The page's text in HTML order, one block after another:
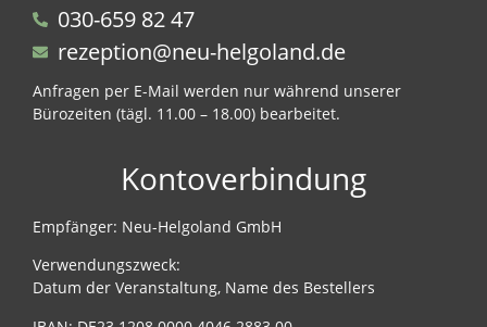
030-659 82 47
rezeption@neu-helgoland.de
Anfragen per E-Mail werden nur während unserer
Bürozeiten (tägl. 11.00 – 18.00) bearbeitet.
Kontoverbindung
Empfänger: Neu-Helgoland GmbH
Verwendungszweck:
Datum der Veranstaltung, Name des Bestellers